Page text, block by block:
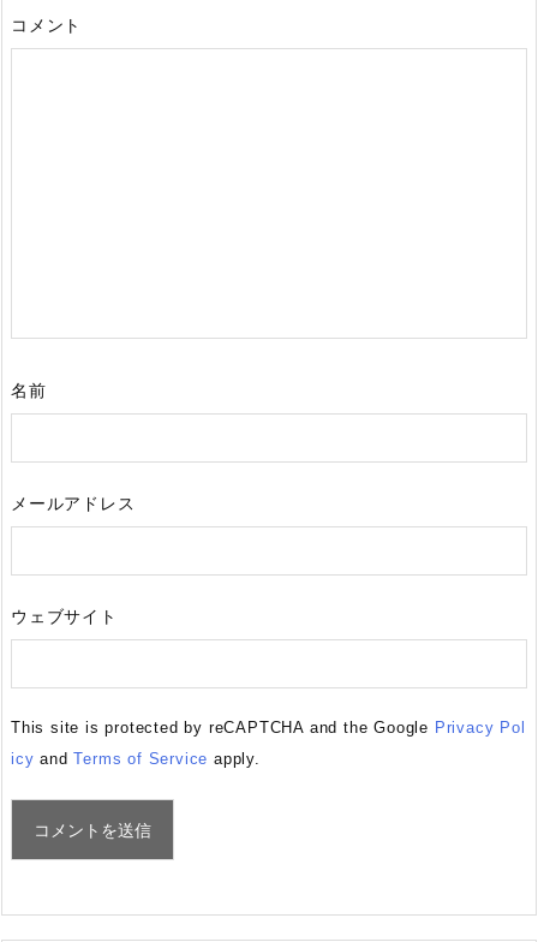
コメント
名前
メールアドレス
ウェブサイト
This site is protected by reCAPTCHA and the Google Privacy Pol
icy andTerms of Service apply.